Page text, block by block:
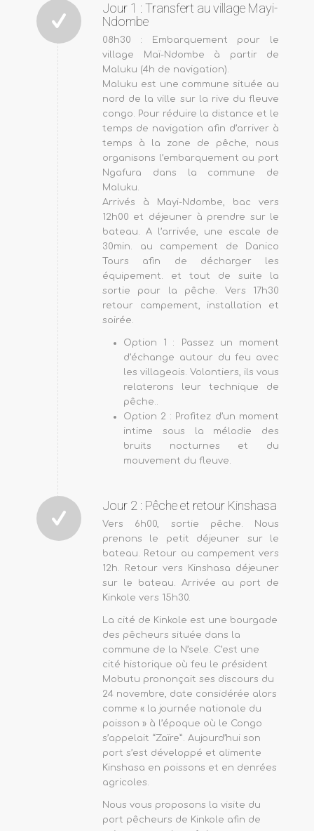
Jour 1 : Transfert au village Mayi-
Ndombe
08h30 : Embarquement pour le
village Maï-Ndombe à partir de
Maluku (4h de navigation).
Maluku est une commune située au
nord de la ville sur la rive du fleuve
congo. Pour réduire la distance et le
temps de navigation afin d’arriver à
temps à la zone de pêche, nous
organisons l’embarquement au port
Ngafura dans la commune de
Maluku.
Arrivés à Mayi-Ndombe, bac vers
12h00 et déjeuner à prendre sur le
bateau. A l’arrivée, une escale de
30min. au campement de Danico
Tours afin de décharger les
équipement. et tout de suite la
sortie pour la pêche. Vers 17h30
retour campement, installation et
soirée.
Option 1 : Passez un moment
d’échange autour du feu avec
les villageois. Volontiers, ils vous
relaterons leur technique de
pêche..
Option 2 : Profitez d’un moment
intime sous la mélodie des
bruits nocturnes et du
mouvement du fleuve.
Jour 2 : Pêche et retour Kinshasa
Vers 6h00, sortie pêche. Nous
prenons le petit déjeuner sur le
bateau. Retour au campement vers
12h. Retour vers Kinshasa déjeuner
sur le bateau. Arrivée au port de
Kinkole vers 15h30.
La cité de Kinkole est une bourgade
des pêcheurs située dans la
commune de la N’sele. C’est une
cité historique où feu le président
Mobutu prononçait ses discours du
24 novembre, date considérée alors
comme « la journée nationale du
poisson » à l’époque où le Congo
s’appelait “Zaïre”. Aujourd’hui son
port s’est développé et alimente
Kinshasa en poissons et en denrées
agricoles.
Nous vous proposons la visite du
port pêcheurs de Kinkole afin de